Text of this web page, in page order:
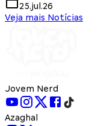
25.jul.26
Veja mais Notícias
Jovem Nerd
Azaghal